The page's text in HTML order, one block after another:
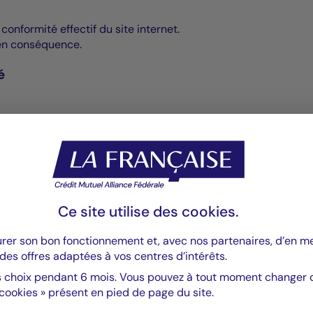
effectif du site internet.
conséquence.
à utiliser nos services,contactez le correspondant
du raisonnable, la correction en ligne du défaut
accessible selon vos souhaits : par écrit dans un
de déposer une réclamation ou de saisir le
Ce site utilise des cookies.
son bon fonctionnement et, avec nos partenaires, d’en
offres adaptées à vos centres d’intérêts.
choix pendant 6 mois. Vous pouvez à tout moment changer
» présent en pied de page du site.